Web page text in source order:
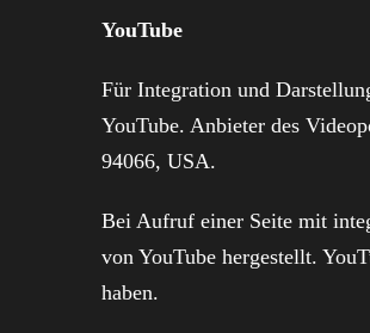
YouTube
Für Integration und
YouTube. Anbieter des
94066, USA.
Bei Aufruf einer Seite mit
von YouTube hergestellt.
haben.